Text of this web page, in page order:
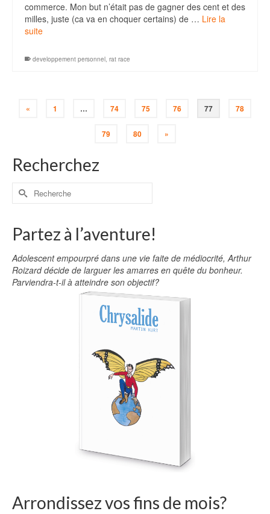
commerce. Mon but n’était pas de gagner des cent et des
milles, juste (ca va en choquer certains) de … Lire la
suite
developpement personnel, rat race
« 1 … 74 75 76 77 78
79 80 »
Recherchez
Partez à l’aventure!
Adolescent empourpré dans une vie faite de médiocrité, Arthur
Roizard décide de larguer les amarres en quête du bonheur.
Parviendra-t-il à atteindre son objectif?
Arrondissez vos fins de mois?